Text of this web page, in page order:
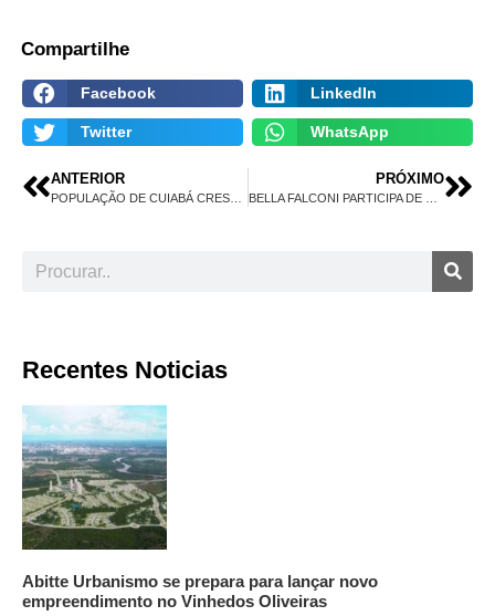
Compartilhe
Facebook LinkedIn
Twitter WhatsApp
ANTERIOR
POPULAÇÃO DE CUIABÁ CRESCE E NOVOS BAIRROS SURGEM
PRÓXIMO
BELLA FALCONI PARTICIPA DE EVENTO EM CUIABÁ E SE ENCANTA COM LAGO DI VINO
Recentes Noticias
Abitte Urbanismo se prepara para lançar novo
empreendimento no Vinhedos Oliveiras